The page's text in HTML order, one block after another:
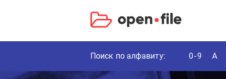
Поиск по алфавиту: 0-9 A